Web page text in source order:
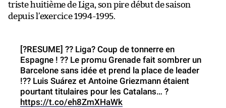
triste huitième de Liga, son pire début de saison
depuis l’exercice 1994-1995.
[?️RESUME] ?? Liga? Coup de tonnerre en
Espagne ! ?️? Le promu Grenade fait sombrer un
Barcelone sans idée et prend la place de leader
!?? Luis Suárez et Antoine Griezmann étaient
pourtant titulaires pour les Catalans… ?
https://t.co/eh8ZmXHaWk